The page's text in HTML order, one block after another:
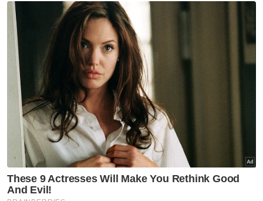
Lembaga pengarah dan anggota
pertubuhan itu akan dilantik menerusi titah
diraja.
Artikel Berkaitan: